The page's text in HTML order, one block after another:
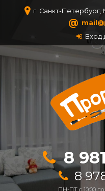
г. Санкт-Петербург,
@
Вход
8 981
8
ПН-ПТ с 10:00